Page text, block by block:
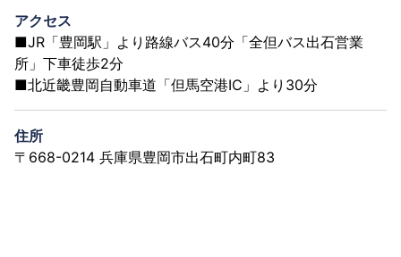
アクセス
■JR「豊岡駅」より路線バス40分「全但バス出石営業
所」下車徒歩2分
■北近畿豊岡自動車道「但馬空港IC」より30分
住所
〒668-0214 兵庫県豊岡市出石町内町83